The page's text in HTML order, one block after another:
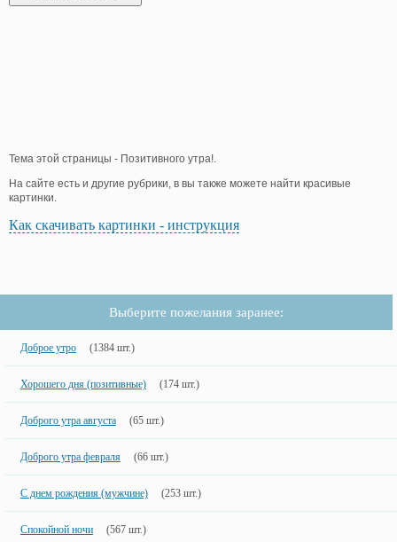
Тема этой страницы - Позитивного утра!.
На сайте есть и другие рубрики, в вы также можете найти красивые
картинки.
Как скачивать картинки - инструкция
Выберите пожелания заранее:
Доброе утро (1384 шт.)
Хорошего дня (позитивные) (174 шт.)
Доброго утра августа (65 шт.)
Доброго утра февраля (66 шт.)
С днем рождения (мужчине) (253 шт.)
Спокойной ночи (567 шт.)